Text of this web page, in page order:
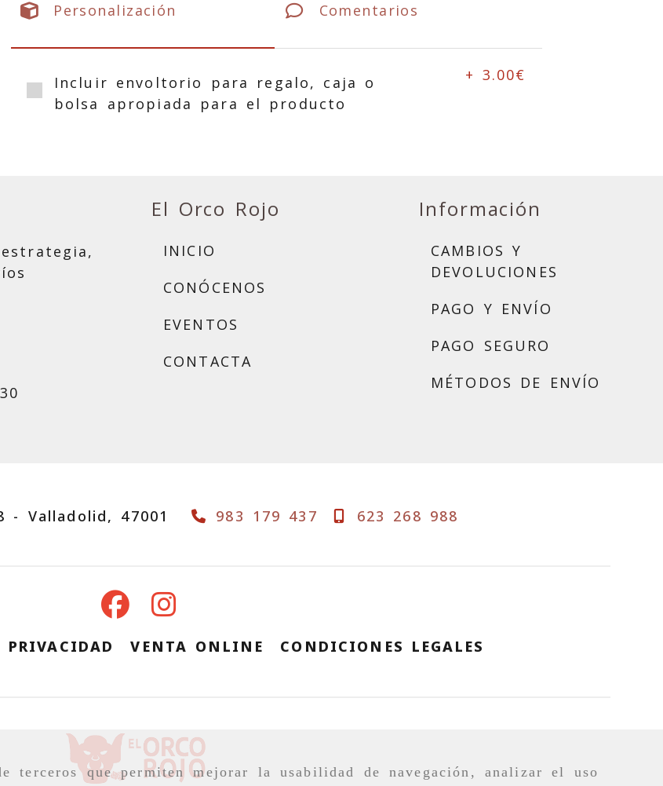
que permiten mejorar la usabilidad de navegación, analizar el uso
Personalización Comentarios
Incluir envoltorio para regalo, caja o
bolsa apropiada para el producto
+ 3.00€
El Orco Rojo
INICIO
CONÓCENOS
EVENTOS
CONTACTA
Información
CAMBIOS Y
DEVOLUCIONES
PAGO Y ENVÍO
PAGO SEGURO
MÉTODOS DE ENVÍO
- Valladolid, 47001 983 179 437 623 268 988
PRIVACIDAD VENTA ONLINE CONDICIONES LEGALES